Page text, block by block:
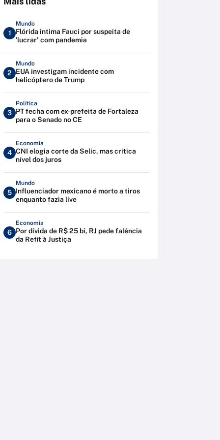
1
Mundo
Flórida intima Fauci por suspeita de
'lucrar' com pandemia
2
Mundo
EUA investigam incidente com
helicóptero de Trump
3
Política
PT fecha com ex-prefeita de Fortaleza
para o Senado no CE
4
Economia
CNI elogia corte da Selic, mas critica
nível dos juros
5
Mundo
Influenciador mexicano é morto a tiros
enquanto fazia live
6
Economia
Por dívida de R$ 25 bi, RJ pede falência
da Refit à Justiça